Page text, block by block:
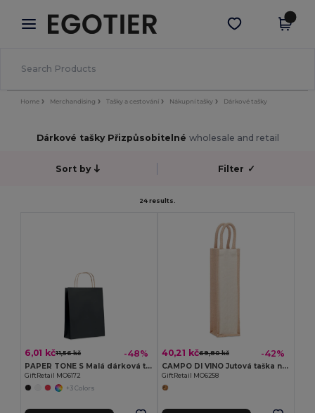
× Aplikace Egotier
Lepší ceny v aplikaci!
Stáhnout app
Home Merchandising Tašky a cestování Nákupní tašky Dárkové tašky
Dárkové tašky Přizpůsobitelné wholesale and retail
Sort by Filter ✓
24 results.
6,01 kč11,56 kč -48%
PAPER TONE S Malá dárková taška
GiftRetail MO6172
+3 Colors
40,21 kč69,80 kč -42%
CAMPO DI VINO Jutová taška na 1 láhev
GiftRetail MO6258